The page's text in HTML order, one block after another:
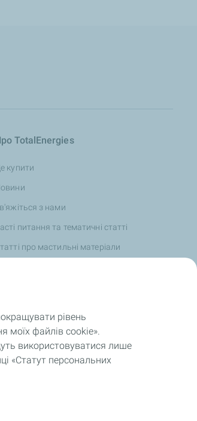
TotalEnergies
купити
з нами
питання та тематичні статті
про мастильні матеріали
рівень
моїх файлів cookie».
використовуватися лише
«Статут персональних